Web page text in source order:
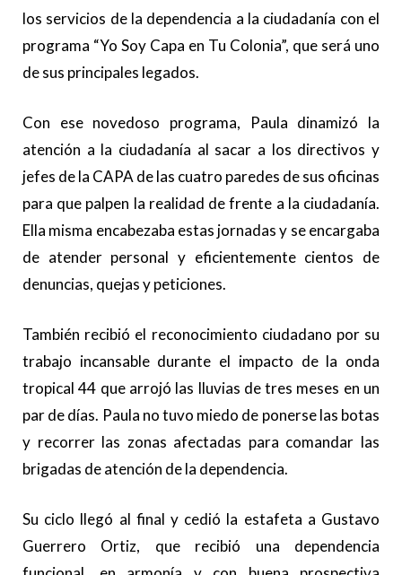
los servicios de la dependencia a la ciudadanía con el
programa “Yo Soy Capa en Tu Colonia”, que será uno
de sus principales legados.
Con ese novedoso programa, Paula dinamizó la
atención a la ciudadanía al sacar a los directivos y
jefes de la CAPA de las cuatro paredes de sus oficinas
para que palpen la realidad de frente a la ciudadanía.
Ella misma encabezaba estas jornadas y se encargaba
de atender personal y eficientemente cientos de
denuncias, quejas y peticiones.
También recibió el reconocimiento ciudadano por su
trabajo incansable durante el impacto de la onda
tropical 44 que arrojó las lluvias de tres meses en un
par de días. Paula no tuvo miedo de ponerse las botas
y recorrer las zonas afectadas para comandar las
brigadas de atención de la dependencia.
Su ciclo llegó al final y cedió la estafeta a Gustavo
Guerrero Ortiz, que recibió una dependencia